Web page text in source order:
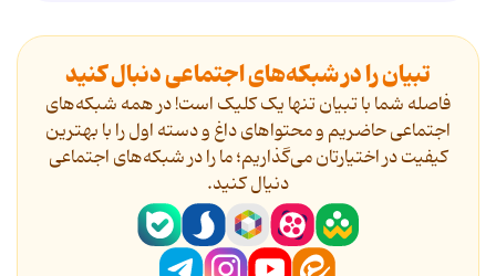
تبیان را در شبکه‌های اجتماعی دنبال کنید
فاصله شما با تبیان تنها یک کلیک است! در همه شبکه‌های
اجتماعی حاضریم و محتواهای داغ و دسته اول را با بهترین
کیفیت در اختیارتان می‌گذاریم؛ ما را در شبکه‌های اجتماعی
دنیال کنید.